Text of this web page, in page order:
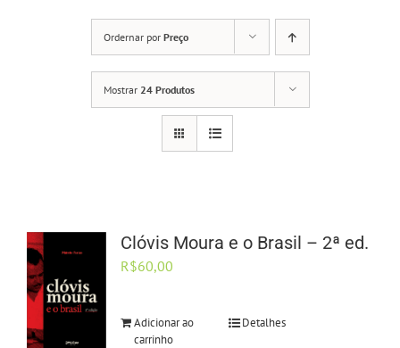
Sobre a Editora
Ordernar por Preço
Mostrar 24 Produtos
Clóvis Moura e o Brasil – 2ª ed.
R$60,00
Adicionar ao
carrinho
Detalhes